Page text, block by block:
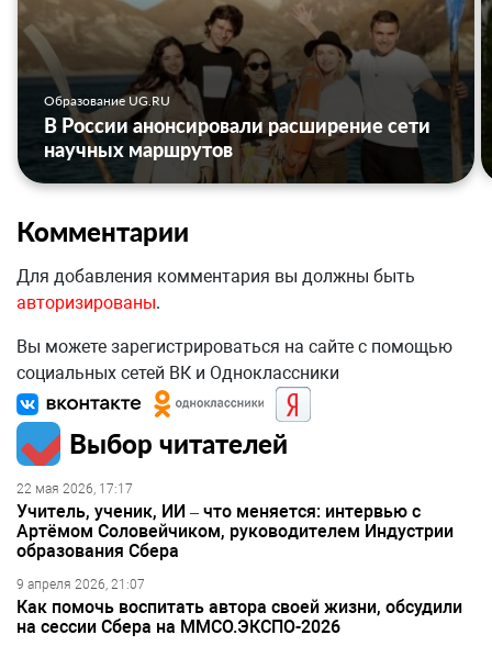
Образование UG.RU
В России анонсировали расширение сети
научных маршрутов
Комментарии
Для добавления комментария вы должны быть
авторизированы.
Вы можете зарегистрироваться на сайте с помощью
социальных сетей ВК и Одноклассники
Выбор читателей
22 мая 2026, 17:17
Учитель, ученик, ИИ – что меняется: интервью с
Артёмом Соловейчиком, руководителем Индустрии
образования Сбера
9 апреля 2026, 21:07
Как помочь воспитать автора своей жизни, обсудили
на сессии Сбера на ММСО.ЭКСПО-2026